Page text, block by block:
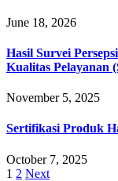
June 18, 2026
Hasil Survei
Kualitas Pelayanan
November 5, 2025
Sertifikasi Produk
October 7, 2025
1 2 Next